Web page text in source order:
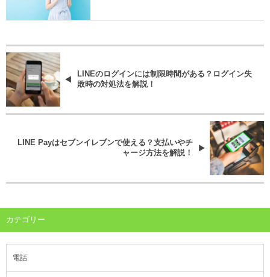
LINEのログインには制限時間がある？ログイン失
敗時の対処法を解説！
LINE Payはセブンイレブンで使える？支払いやチ
ャージ方法を解説！
カテゴリー
電話